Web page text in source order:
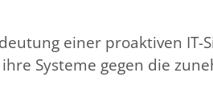
einer proaktiven IT-
Systeme gegen die